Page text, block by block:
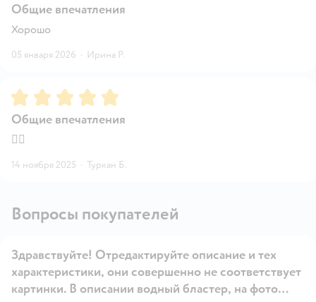
Общие впечатления
Хорошо
05 января 2026 · Ирина Р.
Рейтинг:5
Общие впечатления
👍🏻
14 ноября 2025 · Туркан Б.
Вопросы покупателей
Открыть вопрос
Здравствуйте! Отредактируйте описание и тех
характеристики, они совершенно не соответствует
картинки. В описании водный бластер, на фото